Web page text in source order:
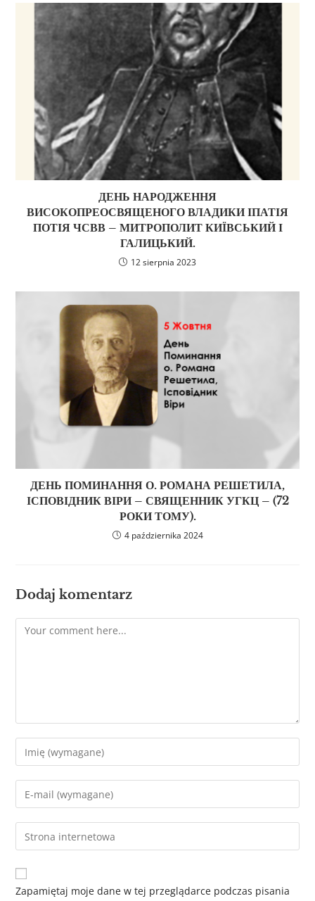
ДЕНЬ НАРОДЖЕННЯ
ВИСОКОПРЕОСВЯЩЕНОГО ВЛАДИКИ ІПАТІЯ
ПОТІЯ ЧСВВ – МИТРОПОЛИТ КИЇВСЬКИЙ І
ГАЛИЦЬКИЙ.
12 sierpnia 2023
ДЕНЬ ПОМИНАННЯ О. РОМАНА РЕШЕТИЛА,
ІСПОВІДНИК ВІРИ – СВЯЩЕННИК УГКЦ – (72
РОКИ ТОМУ).
4 października 2024
Dodaj komentarz
Zapamiętaj moje dane w tej przeglądarce podczas pisania